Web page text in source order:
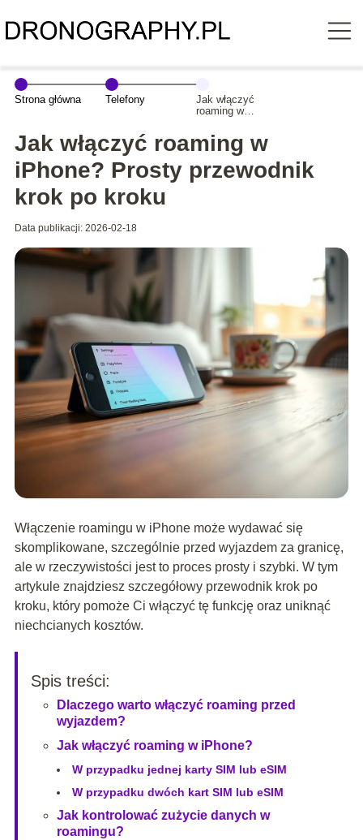
Strona główna Telefony
Jak włączyć
roaming w
przewodnik krok
po kroku
Jak włączyć roaming w
iPhone? Prosty przewodnik
krok po kroku
Data publikacji: 2026-02-18
Włączenie roamingu w iPhone może wydawać się
skomplikowane, szczególnie przed wyjazdem za granicę,
ale w rzeczywistości jest to proces prosty i szybki. W tym
artykule znajdziesz szczegółowy przewodnik krok po
kroku, który pomoże Ci włączyć tę funkcję oraz uniknąć
niechcianych kosztów.
Spis treści:
Dlaczego warto włączyć roaming przed
wyjazdem?
Jak włączyć roaming w iPhone?
W przypadku jednej karty SIM lub eSIM
W przypadku dwóch kart SIM lub eSIM
Jak kontrolować zużycie danych w
roamingu?